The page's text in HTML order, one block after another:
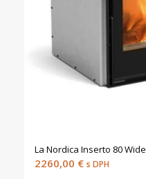
La Nordica Inserto 80 Wide
2260,00 € s DPH